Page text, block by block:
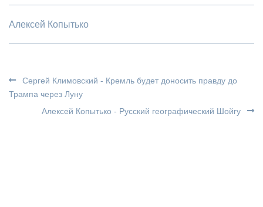
Алексей Копытько
Сергей Климовский - Кремль будет доносить правду до
Трампа через Луну
Алексей Копытько - Русский географический Шойгу